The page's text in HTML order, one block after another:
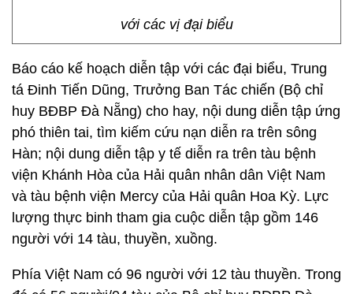
với các vị đại biểu
Báo cáo kế hoạch diễn tập với các đại biểu, Trung
tá Đinh Tiến Dũng, Trưởng Ban Tác chiến (Bộ chỉ
huy BĐBP Đà Nẵng) cho hay, nội dung diễn tập ứng
phó thiên tai, tìm kiếm cứu nạn diễn ra trên sông
Hàn; nội dung diễn tập y tế diễn ra trên tàu bệnh
viện Khánh Hòa của Hải quân nhân dân Việt Nam
và tàu bệnh viện Mercy của Hải quân Hoa Kỳ. Lực
lượng thực binh tham gia cuộc diễn tập gồm 146
người với 14 tàu, thuyền, xuồng.
Phía Việt Nam có 96 người với 12 tàu thuyền. Trong